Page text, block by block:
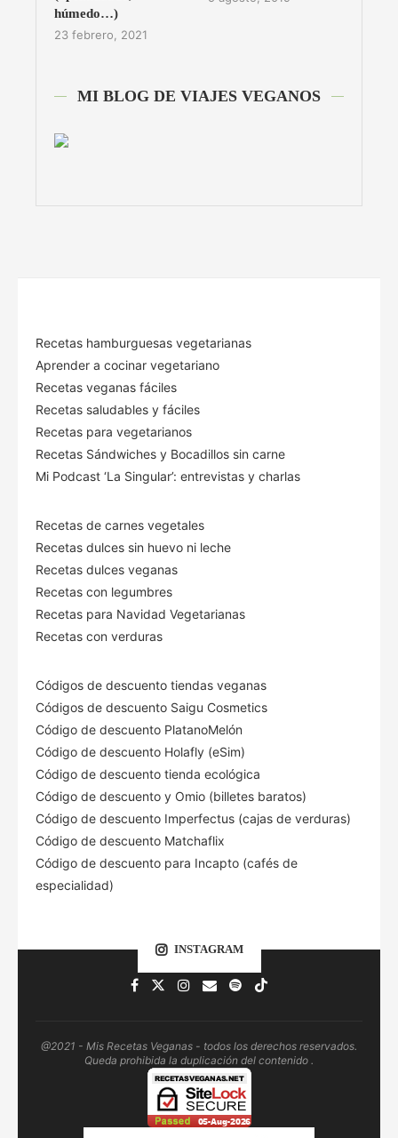
húmedo…)
23 febrero, 2021
MI BLOG DE VIAJES VEGANOS
Recetas hamburguesas vegetarianas
Aprender a cocinar vegetariano
Recetas veganas fáciles
Recetas saludables y fáciles
Recetas para vegetarianos
Recetas Sándwiches y Bocadillos sin carne
Mi Podcast ‘La Singular’: entrevistas y charlas
Recetas de carnes vegetales
Recetas dulces sin huevo ni leche
Recetas dulces veganas
Recetas con legumbres
Recetas para Navidad Vegetarianas
Recetas con verduras
Códigos de descuento tiendas veganas
Códigos de descuento Saigu Cosmetics
Código de descuento PlatanoMelón
Código de descuento Holafly (eSim)
Código de descuento tienda ecológica
Código de descuento y Omio (billetes baratos)
Código de descuento Imperfectus (cajas de verduras)
Código de descuento Matchaflix
Código de descuento para Incapto (cafés de
especialidad)
INSTAGRAM
@2021 - Mis Recetas Veganas - todos los derechos reservados.
Queda prohibida la duplicación del contenido .